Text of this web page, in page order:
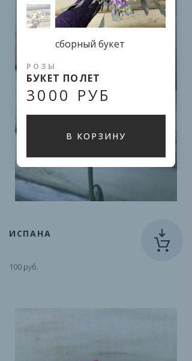
ИСПАНА
100 руб.
сборный букет
РОЗЫ
БУКЕТ ПОЛЕТ
3000 РУБ
В КОРЗИНУ